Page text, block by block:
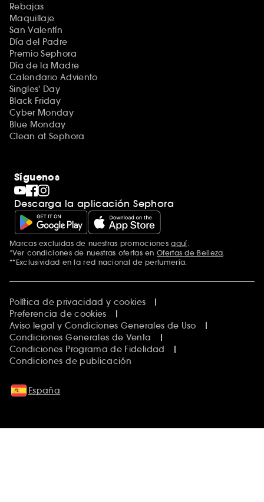
Rebajas
Maquillaje
San Valentín
Día del Padre
Premio Sephora
Día de la Madre
Calendario Adviento
Singles' Day
Black Friday
Cyber Monday
Blue Monday
Clean at Sephora
Síguenos
Descarga la aplicación Sephora
Marcas excluidas de nuestras promocionesaquí
*Ver condiciones de nuestras ofertas en Ofertas de Belleza
**Exclusividad en la red nacional de perfumería.
Política de privacidad y cookies
Preferencia de cookies
Aviso legal y Condiciones Generales de Uso
Condiciones Generales de Venta
Condiciones Programa de Fidelidad
Condiciones de publicación
España